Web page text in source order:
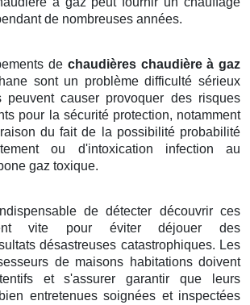
de nombreuses années.
de chaudières chaudière à gaz
sont un problème difficulté sérieux
peuvent causer provoquer des risques
pour la sécurité protection, notamment
du fait de la possibilité probabilité
ou d'intoxication infection au
gaz toxique.
de détecter découvrir ces
vite pour éviter déjouer des
désastreuses catastrophiques. Les
de maisons habitations doivent
et s'assurer garantir que leurs
entretenues soignées et inspectées